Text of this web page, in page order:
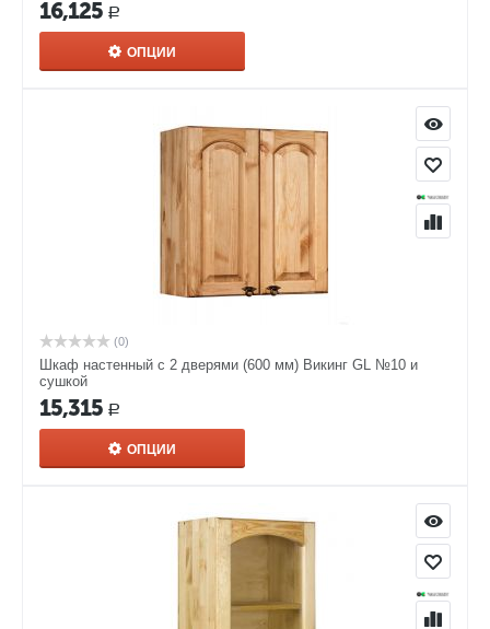
16,125 Р
ОПЦИИ
(0)
Шкаф настенный с 2 дверями (600 мм) Викинг GL №10 и
сушкой
15,315 Р
ОПЦИИ